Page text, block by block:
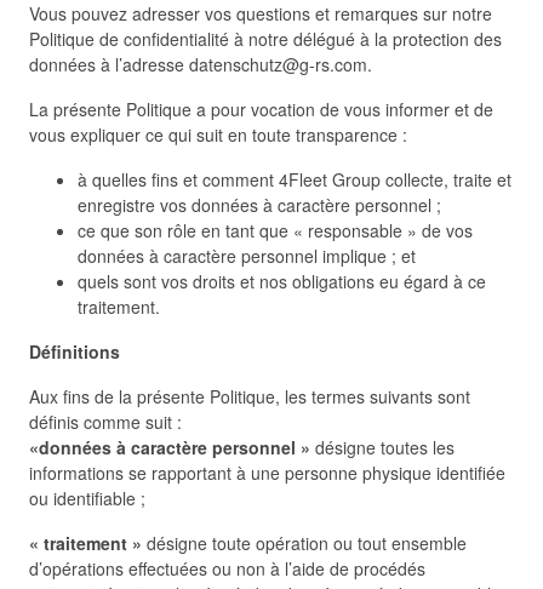
Vous pouvez adresser vos questions et remarques sur notre
Politique de confidentialité à notre délégué à la protection des
données à l’adresse datenschutz@g-rs.com.
La présente Politique a pour vocation de vous informer et de
vous expliquer ce qui suit en toute transparence :
à quelles fins et comment 4Fleet Group collecte, traite et
enregistre vos données à caractère personnel ;
ce que son rôle en tant que « responsable » de vos
données à caractère personnel implique ; et
quels sont vos droits et nos obligations eu égard à ce
traitement.
Définitions
Aux fins de la présente Politique, les termes suivants sont
définis comme suit :
«données à caractère personnel » désigne toutes les
informations se rapportant à une personne physique identifiée
ou identifiable ;
« traitement » désigne toute opération ou tout ensemble
d’opérations effectuées ou non à l’aide de procédés